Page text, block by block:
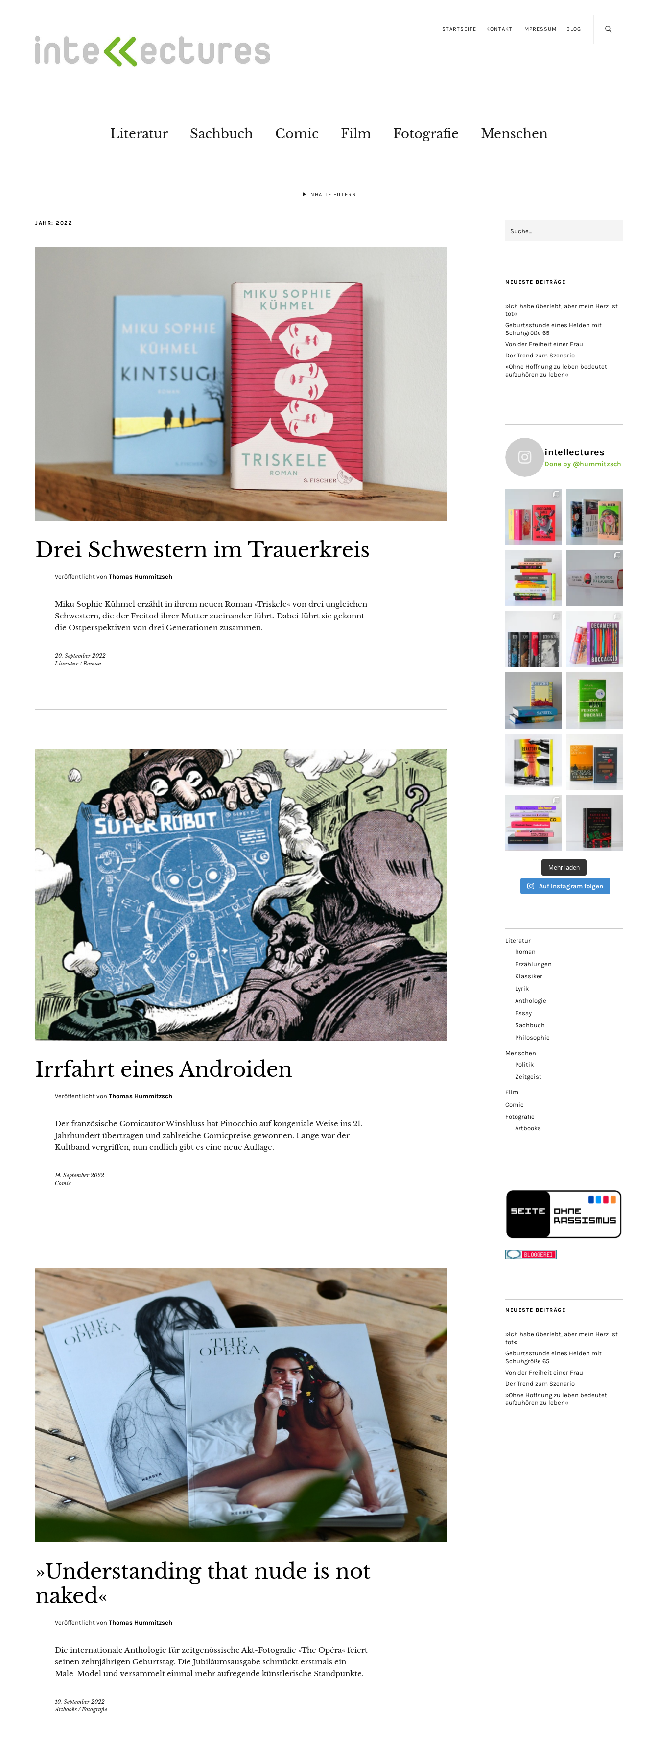
STARTSEITE KONTAKT IMPRESSUM BLOG
Literatur Sachbuch Comic Film Fotografie Menschen
INHALTE FILTERN
JAHR: 2022
Drei Schwestern im Trauerkreis
Veröffentlicht von Thomas Hummitzsch
Miku Sophie Kühmel erzählt in ihrem neuen Roman »Triskele« von drei ungleichen
Schwestern, die der Freitod ihrer Mutter zueinander führt. Dabei führt sie gekonnt
die Ostperspektiven von drei Generationen zusammen.
20. September 2022
Literatur/Roman
Irrfahrt eines Androiden
Veröffentlicht von Thomas Hummitzsch
Der französische Comicautor Winshluss hat Pinocchio auf kongeniale Weise ins 21.
Jahrhundert übertragen und zahlreiche Comicpreise gewonnen. Lange war der
Kultband vergriffen, nun endlich gibt es eine neue Auflage.
14. September 2022
Comic
»Understanding that nude is not
naked«
Veröffentlicht von Thomas Hummitzsch
Die internationale Anthologie für zeitgenössische Akt-Fotografie »The Opéra« feiert
seinen zehnjährigen Geburtstag. Die Jubiläumsausgabe schmückt erstmals ein
Male-Model und versammelt einmal mehr aufregende künstlerische Standpunkte.
10. September 2022
Artbooks / Fotografie
NEUESTE BEITRÄGE
»Ich habe überlebt, aber mein Herz ist
tot«
Geburtsstunde eines Helden mit
Schuhgröße 65
Von der Freiheit einer Frau
Der Trend zum Szenario
»Ohne Hoffnung zu leben bedeutet
aufzuhören zu leben«
intellectures
Done by @hummitzsch
Mehr laden
Auf Instagram folgen
Literatur
Roman
Erzählungen
Klassiker
Lyrik
Anthologie
Essay
Sachbuch
Philosophie
Menschen
Politik
Zeitgeist
Film
Comic
Fotografie
Artbooks
NEUESTE BEITRÄGE
»Ich habe überlebt, aber mein Herz ist
tot«
Geburtsstunde eines Helden mit
Schuhgröße 65
Von der Freiheit einer Frau
Der Trend zum Szenario
»Ohne Hoffnung zu leben bedeutet
aufzuhören zu leben«